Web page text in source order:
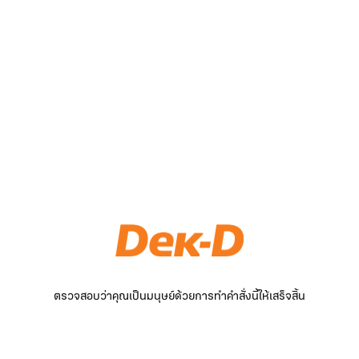
ตรวจสอบว่าคุณเป็นมนุษย์ด้วยการทำคำสั่งนี้ให้เสร็จสิ้น